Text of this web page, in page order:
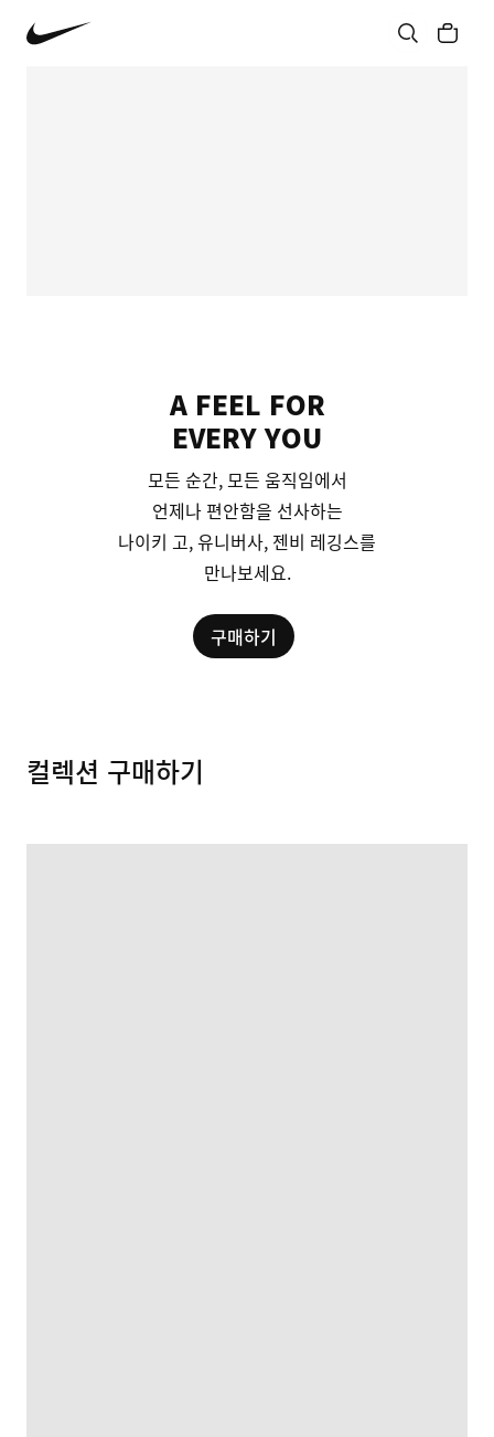
A FEEL FOR
EVERY YOU
모든 순간, 모든 움직임에서
언제나 편안함을 선사하는
나이키 고, 유니버사, 젠비 레깅스를
만나보세요.
구매하기
컬렉션 구매하기